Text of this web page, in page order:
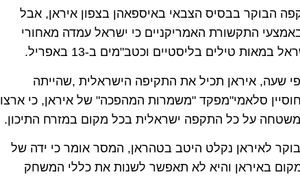
הבוקר בבסיס הצבאי באיספאהן בצפון איראן, אבל
התקשורת האמריקניים כי ישראל עמדה מאחורי
טילים בליסטיים וכטב"מים ב-13 באפריל.
שעה, איראן תכיל את התקיפה הישראלית ,שהייתה
סלאמי"מפקד "משמרות המהפכה" של איראן, כי ארצו
על כל התקפה ישראלית בכל מקום במזרח התיכון.
לאיראן נקלט היטב בטהראן, המסר אומר כי ידה של
מקום באיראן והיא לא תאפשר לשנות את כללי המשחק